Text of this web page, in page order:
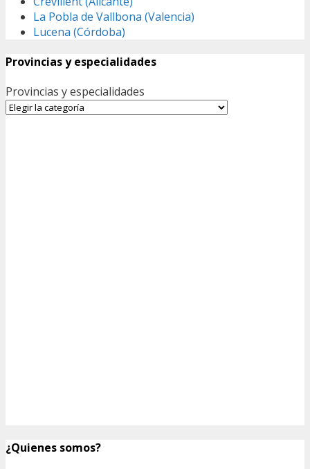
La Pobla de Vallbona (Valencia)
Lucena (Córdoba)
Provincias y especialidades
Provincias y especialidades
¿Quienes somos?